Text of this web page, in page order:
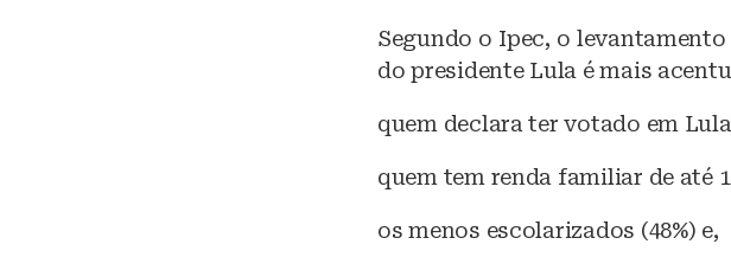
Segundo o Ipec, o
do presidente Lula é mais
quem declara ter votado em Lula
quem tem renda familiar de até
os menos escolarizados (48%) e,